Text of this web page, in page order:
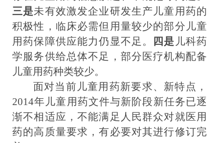
三是未有效激发企业研发生产儿童用药的
积极性，临床必需但用量较少的部分儿童
用药保障供应能力仍显不足。
四是 儿科药
学服务供给总体不足，部分医疗机构配备
儿童用药种类较少。
面对当前儿童用药新要求、新特点，
2014年 儿童用药文件与新阶段新任务已逐
渐不相适应，不能满足人民群众对就医用
药的高质量要求，有必要对其进行修订完